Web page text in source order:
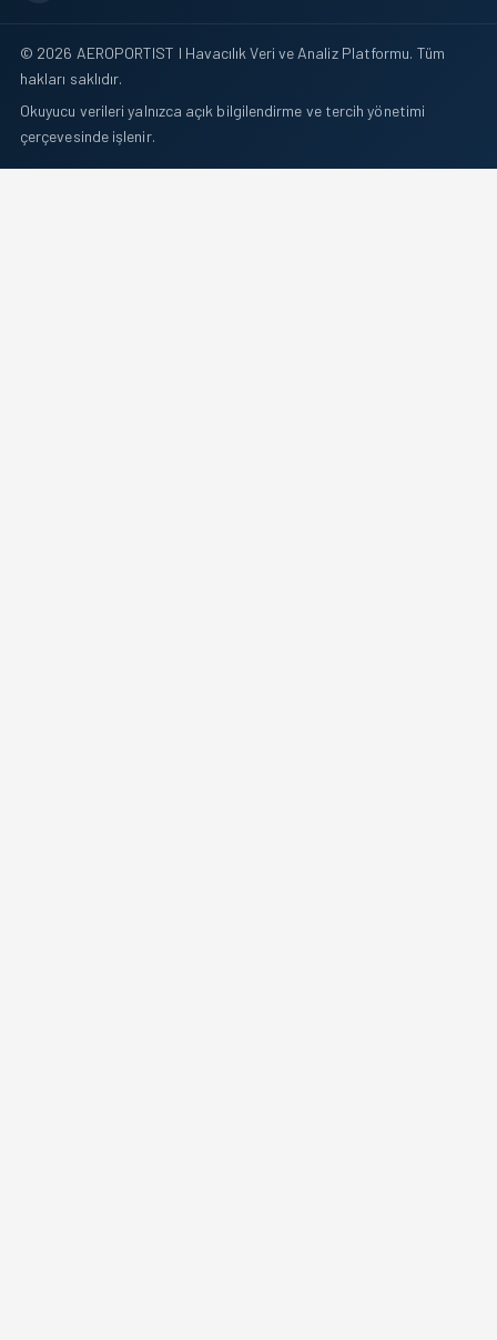
© 2026 AEROPORTIST I Havacılık Veri ve Analiz Platformu. Tüm
hakları saklıdır.
Okuyucu verileri yalnızca açık bilgilendirme ve tercih yönetimi
çerçevesinde işlenir.